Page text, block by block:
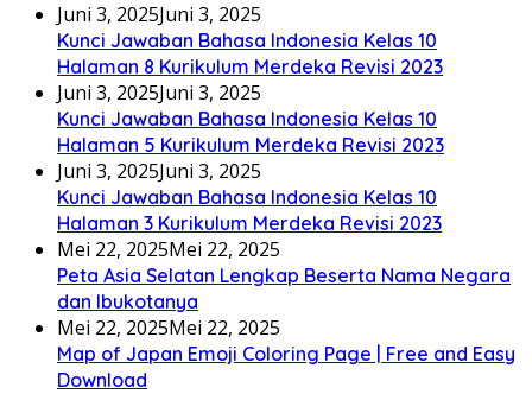
Juni 3, 2025Juni 3, 2025
Kunci Jawaban Bahasa Indonesia Kelas 10
Halaman 8 Kurikulum Merdeka Revisi 2023
Juni 3, 2025Juni 3, 2025
Kunci Jawaban Bahasa Indonesia Kelas 10
Halaman 5 Kurikulum Merdeka Revisi 2023
Juni 3, 2025Juni 3, 2025
Kunci Jawaban Bahasa Indonesia Kelas 10
Halaman 3 Kurikulum Merdeka Revisi 2023
Mei 22, 2025Mei 22, 2025
Peta Asia Selatan Lengkap Beserta Nama Negara
dan Ibukotanya
Mei 22, 2025Mei 22, 2025
Map of Japan Emoji Coloring Page | Free and Easy
Download